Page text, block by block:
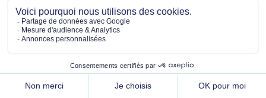
œuvre irréprochable.